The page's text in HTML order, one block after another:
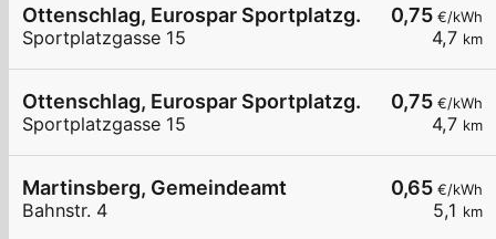
0,75 €/kWh
4,7 km
Ottenschlag, Eurospar Sportplatzg.
Sportplatzgasse 15
0,75 €/kWh
4,7 km
Ottenschlag, Eurospar Sportplatzg.
Sportplatzgasse 15
0,65 €/kWh
5,1 km
Martinsberg, Gemeindeamt
Bahnstr. 4